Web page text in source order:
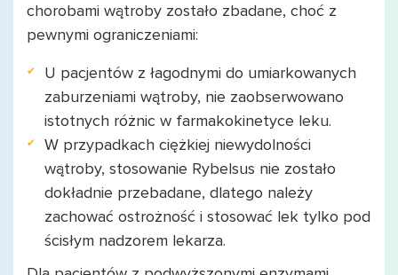
chorobami wątroby zostało zbadane, choć z
pewnymi ograniczeniami:
U pacjentów z łagodnymi do umiarkowanych
zaburzeniami wątroby, nie zaobserwowano
istotnych różnic w farmakokinetyce leku.
W przypadkach ciężkiej niewydolności
wątroby, stosowanie Rybelsus nie zostało
dokładnie przebadane, dlatego należy
zachować ostrożność i stosować lek tylko pod
ścisłym nadzorem lekarza.